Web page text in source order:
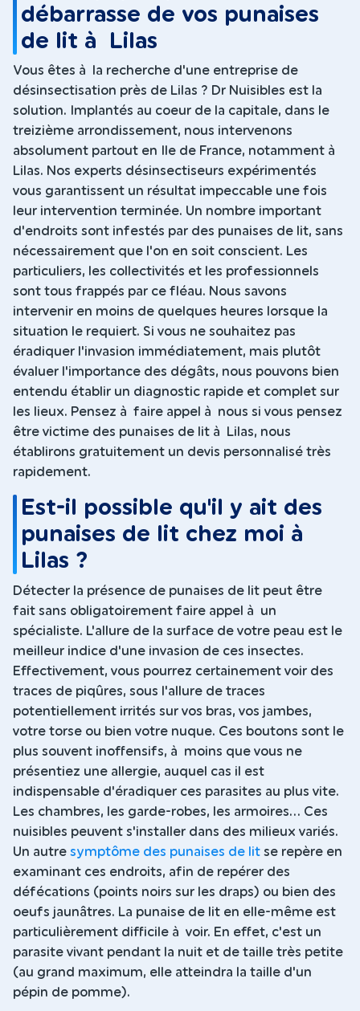
débarrasse de vos punaises
de lit à Lilas
Vous êtes à la recherche d'une entreprise de
désinsectisation près de Lilas ? Dr Nuisibles est la
solution. Implantés au coeur de la capitale, dans le
treizième arrondissement, nous intervenons
absolument partout en Ile de France, notamment à
Lilas. Nos experts désinsectiseurs expérimentés
vous garantissent un résultat impeccable une fois
leur intervention terminée. Un nombre important
d'endroits sont infestés par des punaises de lit, sans
nécessairement que l'on en soit conscient. Les
particuliers, les collectivités et les professionnels
sont tous frappés par ce fléau. Nous savons
intervenir en moins de quelques heures lorsque la
situation le requiert. Si vous ne souhaitez pas
éradiquer l'invasion immédiatement, mais plutôt
évaluer l'importance des dégâts, nous pouvons bien
entendu établir un diagnostic rapide et complet sur
les lieux. Pensez à faire appel à nous si vous pensez
être victime des punaises de lit à Lilas, nous
établirons gratuitement un devis personnalisé très
rapidement.
Est-il possible qu'il y ait des
punaises de lit chez moi à
Lilas ?
Détecter la présence de punaises de lit peut être
fait sans obligatoirement faire appel à un
spécialiste. L'allure de la surface de votre peau est le
meilleur indice d'une invasion de ces insectes.
Effectivement, vous pourrez certainement voir des
traces de piqûres, sous l'allure de traces
potentiellement irrités sur vos bras, vos jambes,
votre torse ou bien votre nuque. Ces boutons sont le
plus souvent inoffensifs, à moins que vous ne
présentiez une allergie, auquel cas il est
indispensable d'éradiquer ces parasites au plus vite.
Les chambres, les garde-robes, les armoires... Ces
nuisibles peuvent s'installer dans des milieux variés.
Un autre symptôme des punaises de lit se repère en
examinant ces endroits, afin de repérer des
défécations (points noirs sur les draps) ou bien des
oeufs jaunâtres. La punaise de lit en elle-même est
particulièrement difficile à voir. En effet, c'est un
parasite vivant pendant la nuit et de taille très petite
(au grand maximum, elle atteindra la taille d'un
pépin de pomme).